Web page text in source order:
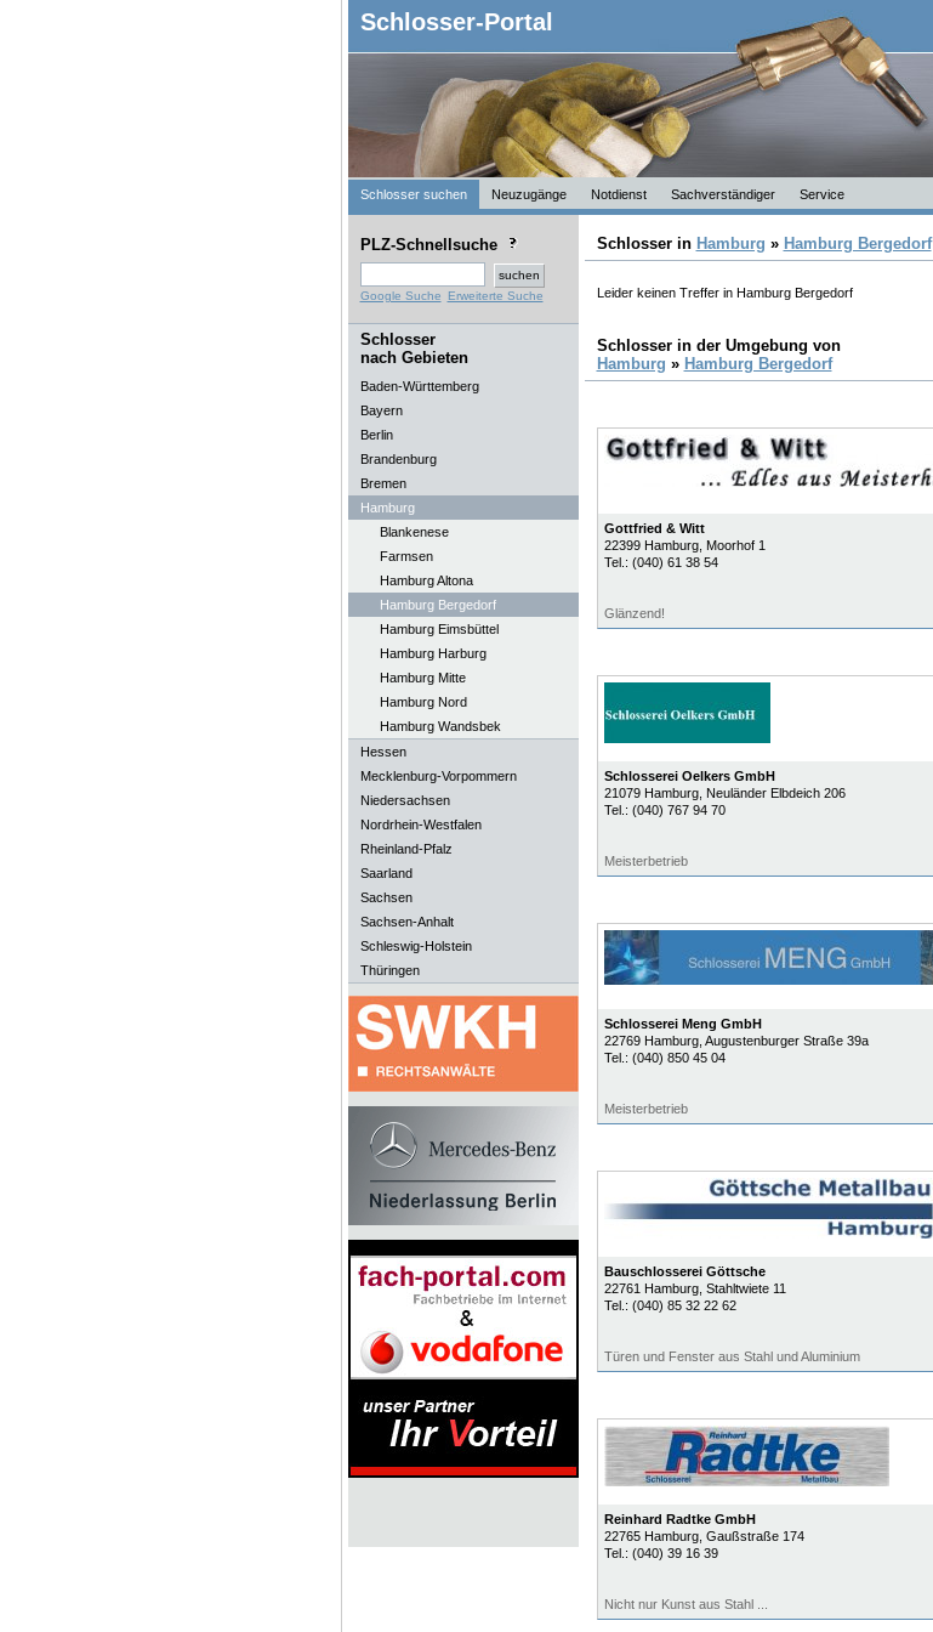
Schlosser-Portal
Schlosser suchen Neuzugänge Notdienst Sachverständiger Service
PLZ-Schnellsuche
Google Suche Erweiterte Suche
Schlosser
nach Gebieten
Baden-Württemberg
Bayern
Berlin
Brandenburg
Bremen
Hamburg
Blankenese
Farmsen
Hamburg Altona
Hamburg Bergedorf
Hamburg Eimsbüttel
Hamburg Harburg
Hamburg Mitte
Hamburg Nord
Hamburg Wandsbek
Hessen
Mecklenburg-Vorpommern
Niedersachsen
Nordrhein-Westfalen
Rheinland-Pfalz
Saarland
Sachsen
Sachsen-Anhalt
Schleswig-Holstein
Thüringen
Schlosser in Hamburg » Hamburg Bergedorf
Leider keinen Treffer in Hamburg Bergedorf
Schlosser in der Umgebung von
Hamburg » Hamburg Bergedorf
Gottfried & Witt
22399 Hamburg, Moorhof 1
Tel.: (040) 61 38 54
Glänzend!
Schlosserei Oelkers GmbH
21079 Hamburg, Neuländer Elbdeich 206
Tel.: (040) 767 94 70
Meisterbetrieb
Schlosserei Meng GmbH
22769 Hamburg, Augustenburger Straße 39a
Tel.: (040) 850 45 04
Meisterbetrieb
Bauschlosserei Göttsche
22761 Hamburg, Stahltwiete 11
Tel.: (040) 85 32 22 62
Türen und Fenster aus Stahl und Aluminium
Reinhard Radtke GmbH
22765 Hamburg, Gaußstraße 174
Tel.: (040) 39 16 39
Nicht nur Kunst aus Stahl ...